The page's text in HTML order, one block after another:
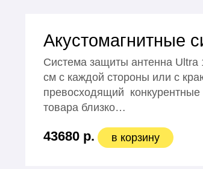
Акустомагнитные
Система защиты антенна Ultra
см с каждой стороны или с
превосходящий
товара близко…
43680 р. в корзину